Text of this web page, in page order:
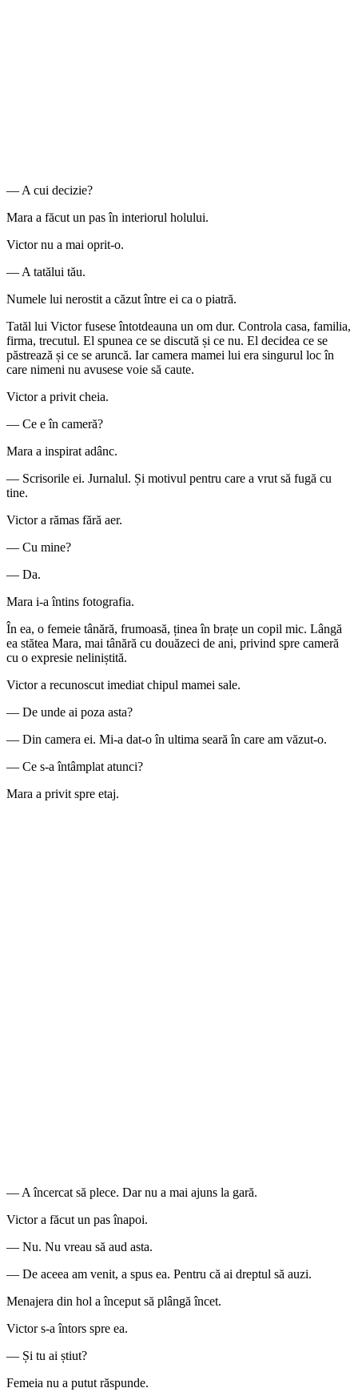
— A cui decizie?
Mara a făcut un pas în interiorul holului.
Victor nu a mai oprit-o.
— A tatălui tău.
Numele lui nerostit a căzut între ei ca o piatră.
Tatăl lui Victor fusese întotdeauna un om dur. Controla casa, familia,
firma, trecutul. El spunea ce se discută și ce nu. El decidea ce se
păstrează și ce se aruncă. Iar camera mamei lui era singurul loc în
care nimeni nu avusese voie să caute.
Victor a privit cheia.
— Ce e în cameră?
Mara a inspirat adânc.
— Scrisorile ei. Jurnalul. Și motivul pentru care a vrut să fugă cu
tine.
Victor a rămas fără aer.
— Cu mine?
— Da.
Mara i-a întins fotografia.
În ea, o femeie tânără, frumoasă, ținea în brațe un copil mic. Lângă
ea stătea Mara, mai tânără cu douăzeci de ani, privind spre cameră
cu o expresie neliniștită.
Victor a recunoscut imediat chipul mamei sale.
— De unde ai poza asta?
— Din camera ei. Mi-a dat-o în ultima seară în care am văzut-o.
— Ce s-a întâmplat atunci?
Mara a privit spre etaj.
— A încercat să plece. Dar nu a mai ajuns la gară.
Victor a făcut un pas înapoi.
— Nu. Nu vreau să aud asta.
— De aceea am venit, a spus ea. Pentru că ai dreptul să auzi.
Menajera din hol a început să plângă încet.
Victor s-a întors spre ea.
— Și tu ai știut?
Femeia nu a putut răspunde.